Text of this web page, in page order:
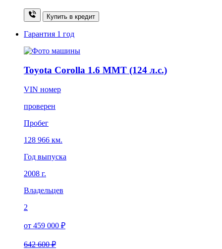
Купить в кредит
Гарантия 1 год
Toyota Corolla 1.6 MMT (124 л.с.)
VIN номер
проверен
Пробег
128 966 км.
Год выпуска
2008 г.
Владельцев
2
от 459 000 ₽
642 600 ₽